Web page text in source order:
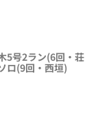
5号2ラン(6回・ 荘
ロ(9回・ 西垣)